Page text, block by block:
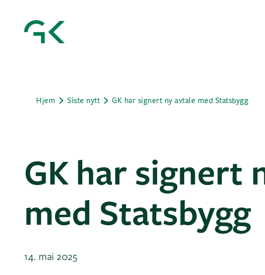
Hjem Siste nytt GK har signert ny avtale med Statsbygg
GK har signert
med Statsbygg
14. mai 2025